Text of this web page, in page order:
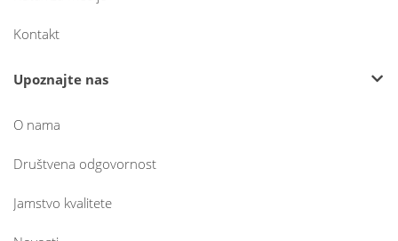
Kontakt
Upoznajte nas
O nama
Društvena odgovornost
Jamstvo kvalitete